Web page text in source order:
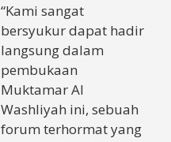
“Kami sangat
bersyukur dapat hadir
langsung dalam
pembukaan
Muktamar Al
Washliyah ini, sebuah
forum terhormat yang